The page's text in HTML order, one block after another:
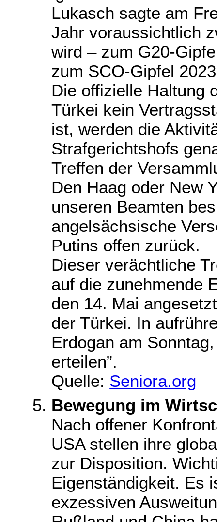
Lukasch sagte am
Jahr voraussichtlich
wird – zum G20-
zum SCO-Gipfel
Die offizielle Haltung
Türkei kein
ist, werden die
Strafgerichtshofs
Treffen der
Den Haag oder New
unseren Beamten
angelsächsische
Putins offen zurück.
Dieser verächtliche
auf die zunehmende
den 14. Mai
der Türkei. In
Erdogan am
erteilen”.
Quelle: Seniora.org
Bewegung im
Nach offener
USA stellen ihre
zur Disposition.
Eigenständigkeit. Es
exzessiven